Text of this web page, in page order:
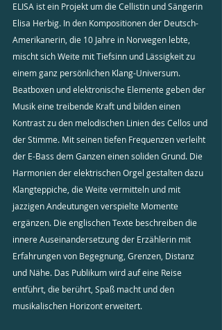
ELISA ist ein Projekt um die Cellistin und Sängerin
Elisa Herbig. In den Kompositionen der Deutsch-
Amerikanerin, die 10 Jahre in Norwegen lebte,
mischt sich Weite mit Tiefsinn und Lässigkeit zu
einem ganz persönlichen Klang-Universum.
Beatboxen und elektronische Elemente geben der
Musik eine treibende Kraft und bilden einen
Kontrast zu den melodischen Linien des Cellos und
der Stimme. Mit seinen tiefen Frequenzen verleiht
der E-Bass dem Ganzen einen soliden Grund. Die
Harmonien der elektrischen Orgel gestalten dazu
Klangteppiche, die Weite vermitteln und mit
jazzigen Andeutungen verspielte Momente
ergänzen. Die englischen Texte beschreiben die
innere Auseinandersetzung der Erzählerin mit
Erfahrungen von Begegnung, Grenzen, Distanz
und Nähe. Das Publikum wird auf eine Reise
entführt, die berührt, Spaß macht und den
musikalischen Horizont erweitert.